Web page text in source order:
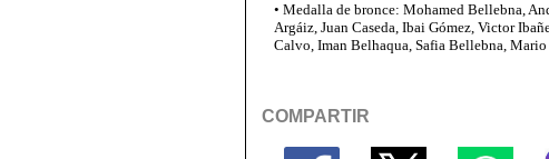
• Medalla de bronce: Mohamed Bellebna,
Argáiz, Juan Caseda, Ibai Gómez, Victor
Calvo, Iman Belhaqua, Safia Bellebna,
COMPARTIR